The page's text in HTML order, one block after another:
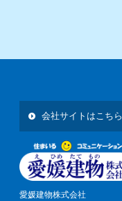
会社サイトはこちら
愛媛建物株式会社